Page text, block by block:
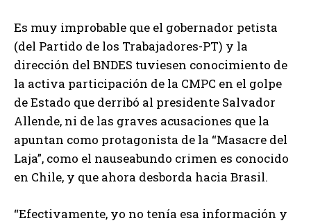
Es muy improbable que el gobernador petista
(del Partido de los Trabajadores-PT) y la
dirección del BNDES tuviesen conocimiento de
la activa participación de la CMPC en el golpe
de Estado que derribó al presidente Salvador
Allende, ni de las graves acusaciones que la
apuntan como protagonista de la “Masacre del
Laja”, como el nauseabundo crimen es conocido
en Chile, y que ahora desborda hacia Brasil.
“Efectivamente, yo no tenía esa información y